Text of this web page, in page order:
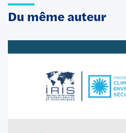
Du même auteur